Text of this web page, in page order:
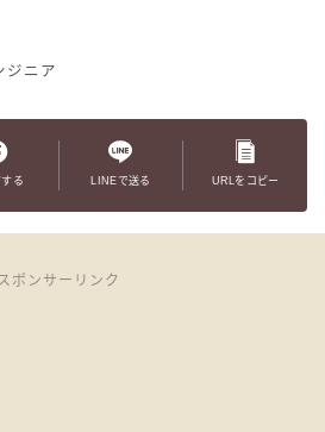
ジニア
る LINEで送る URLをコピー
ポンサーリンク